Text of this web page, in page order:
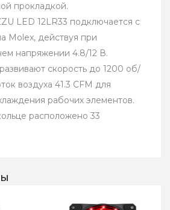
прокладкой.
LED 12LR33 подключается с
Molex, действуя при
напряжении 4.8/12 В.
скорость до 1200 об/
воздуха 41.3 CFM для
рабочих элементов.
расположено 33